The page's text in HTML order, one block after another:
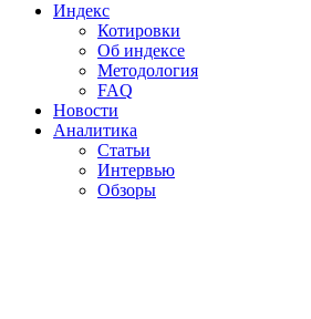
Индекс
Котировки
Об индексе
Методология
FAQ
Новости
Аналитика
Статьи
Интервью
Обзоры